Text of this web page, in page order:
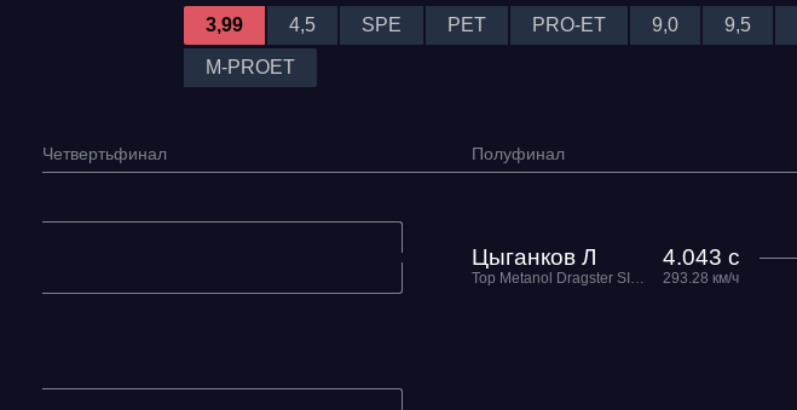
Гонка
RDRC Юг 6 этап
3,99 4,5 SPE PET PRO-ET 9,0 9,5
M-PROET
Четвертьфинал Полуфинал
Цыганков Л
Top Metanol Dragster SINIY MaxRide Motorsport
4.043 с
293.28 км/ч